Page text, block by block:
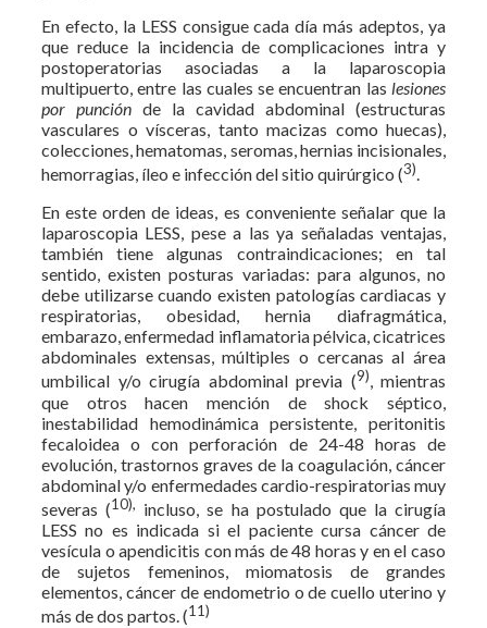
En efecto, la LESS consigue cada día más adeptos, ya
que reduce la incidencia de complicaciones intra y
postoperatorias asociadas a la laparoscopia
multipuerto, entre las cuales se encuentran las lesiones
por punción de la cavidad abdominal (estructuras
vasculares o vísceras, tanto macizas como huecas),
colecciones, hematomas, seromas, hernias incisionales,
hemorragias, íleo e infección del sitio quirúrgico (3).
En este orden de ideas, es conveniente señalar que la
laparoscopia LESS, pese a las ya señaladas ventajas,
también tiene algunas contraindicaciones; en tal
sentido, existen posturas variadas: para algunos, no
debe utilizarse cuando existen patologías cardiacas y
respiratorias, obesidad, hernia diafragmática,
embarazo, enfermedad inflamatoria pélvica, cicatrices
abdominales extensas, múltiples o cercanas al área
umbilical y/o cirugía abdominal previa (9), mientras
que otros hacen mención de shock séptico,
inestabilidad hemodinámica persistente, peritonitis
fecaloidea o con perforación de 24-48 horas de
evolución, trastornos graves de la coagulación, cáncer
abdominal y/o enfermedades cardio-respiratorias muy
severas (10), incluso, se ha postulado que la cirugía
LESS no es indicada si el paciente cursa cáncer de
vesícula o apendicitis con más de 48 horas y en el caso
de sujetos femeninos, miomatosis de grandes
elementos, cáncer de endometrio o de cuello uterino y
más de dos partos. (11)